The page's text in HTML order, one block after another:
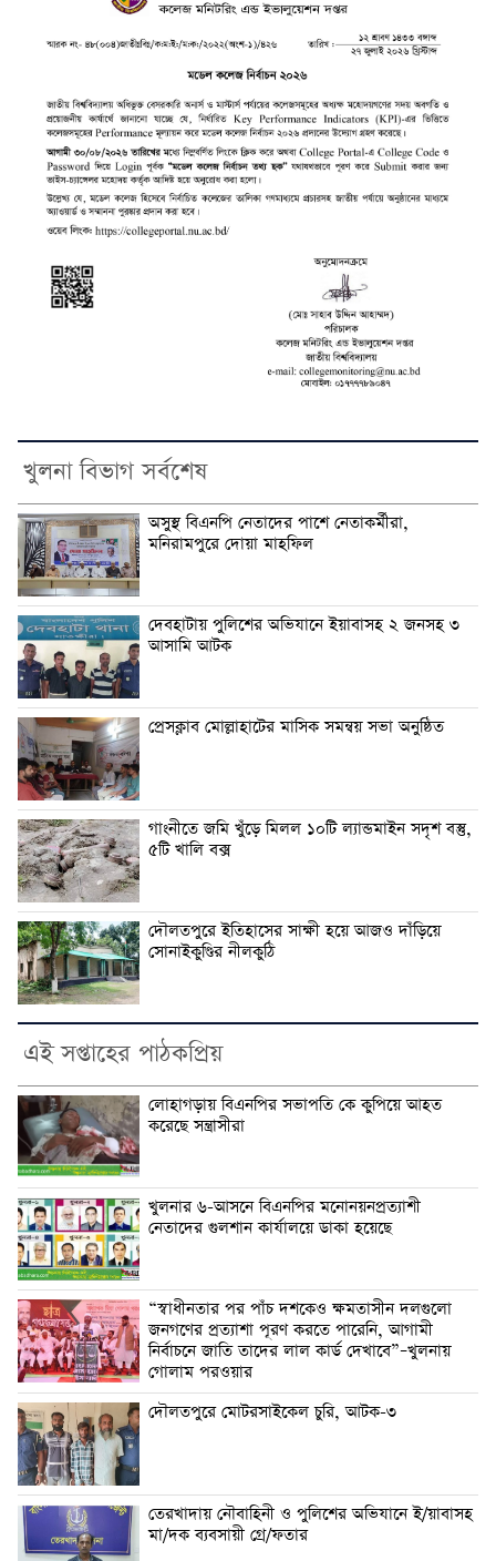
খুলনা বিভাগ সর্বশেষ
অসুস্থ বিএনপি নেতাদের পাশে নেতাকর্মীরা,
মনিরামপুরে দোয়া মাহফিল
দেবহাটায় পুলিশের অভিযানে ইয়াবাসহ ২ জনসহ ৩
আসামি আটক
প্রেসক্লাব মোল্লাহাটের মাসিক সমন্বয় সভা অনুষ্ঠিত
গাংনীতে জমি খুঁড়ে মিলল ১০টি ল্যান্ডমাইন সদৃশ বস্তু,
৫টি খালি বক্স
দৌলতপুরে ইতিহাসের সাক্ষী হয়ে আজও দাঁড়িয়ে
সোনাইকুণ্ডির নীলকুঠি
এই সপ্তাহের পাঠকপ্রিয়
লোহাগড়ায় বিএনপির সভাপতি কে কুপিয়ে আহত
করেছে সন্ত্রাসীরা
খুলনার ৬-আসনে বিএনপির মনোনয়নপ্রত্যাশী
নেতাদের গুলশান কার্যালয়ে ডাকা হয়েছে
“স্বাধীনতার পর পাঁচ দশকেও ক্ষমতাসীন দলগুলো
জনগণের প্রত্যাশা পূরণ করতে পারেনি, আগামী
নির্বাচনে জাতি তাদের লাল কার্ড দেখাবে”–খুলনায়
গোলাম পরওয়ার
দৌলতপুরে মোটরসাইকেল চুরি, আটক-৩
তেরখাদায় নৌবাহিনী ও পুলিশের অভিযানে ই/য়াবাসহ
মা/দক ব্যবসায়ী গ্রে/ফতার